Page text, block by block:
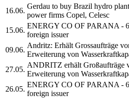
16.06.
Gerdau to buy Brazil hydro
power firms Copel, Celesc
15.06.
ENERGY CO OF PARANA -
foreign issuer
09.06.
Andritz: Erhält Grossaufträge
Erweiterung von
27.05.
ANDRITZ erhält Großaufträge
Erweiterung von
26.05.
ENERGY CO OF PARANA -
foreign issuer